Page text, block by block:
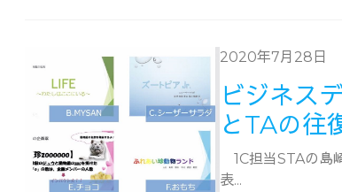
2020年7月28日
ビジネス
とTAの往
1C担当STAの島
表...